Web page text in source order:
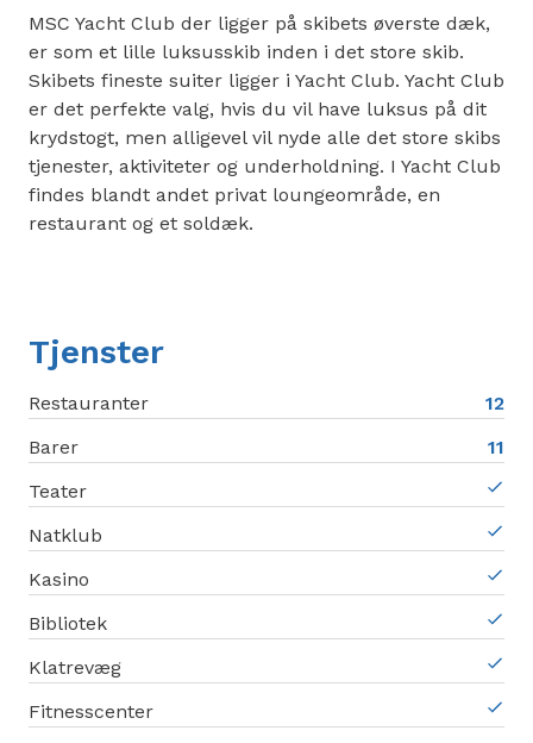
MSC Yacht Club der ligger på skibets øverste dæk,
er som et lille luksusskib inden i det store skib.
Skibets fineste suiter ligger i Yacht Club. Yacht Club
er det perfekte valg, hvis du vil have luksus på dit
krydstogt, men alligevel vil nyde alle det store skibs
tjenester, aktiviteter og underholdning. I Yacht Club
findes blandt andet privat loungeområde, en
restaurant og et soldæk.
Tjenster
Restauranter
12
Barer
11
Teater
Natklub
Kasino
Bibliotek
Klatrevæg
Fitnesscenter